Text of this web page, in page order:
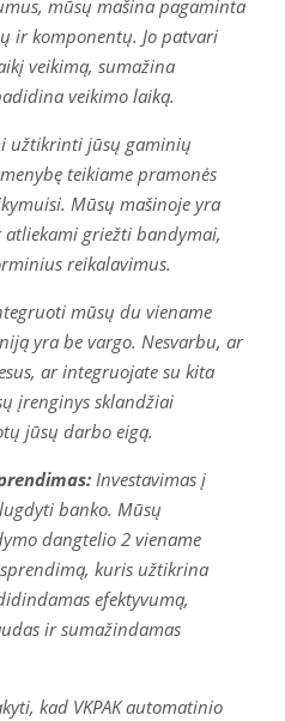
mūsų mašina pagaminta
ir komponentų. Jo patvari
veikimą, sumažina
veikimo laiką.
užtikrinti jūsų gaminių
teikiame pramonės
Mūsų mašinoje yra
griežti bandymai,
reikalavimus.
mūsų du viename
yra be vargo. Nesvarbu, ar
ar integruojate su kita
įrenginys sklandžiai
jūsų darbo eigą.
Investavimas į
banko. Mūsų
dangtelio 2 viename
kuris užtikrina
efektyvumą,
ir sumažindamas
kad VKPAK automatinio